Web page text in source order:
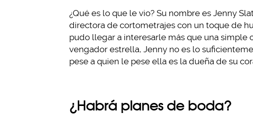
¿Qué es lo que le vio? Su nombre es Jenny
directora de cortometrajes con un toque de
pudo llegar a interesarle más que una simple
vengador estrella, Jenny no es lo
pese a quien le pese ella es la dueña de su
¿Habrá planes de boda?